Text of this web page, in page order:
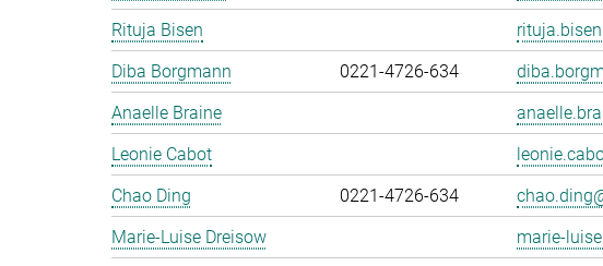
Rituja Bisen
Diba Borgmann
0221-4726-634
Anaelle Braine
Leonie Cabot
Chao Ding
0221-4726-634
Marie-Luise Dreisow
marie-